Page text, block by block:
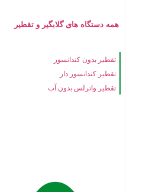
همه دستگاه های گلابگیر و تقطیر
تقطیر بدون کندانسور
تقطیر کندانسور دار
تقطیر واترلس بدون آب